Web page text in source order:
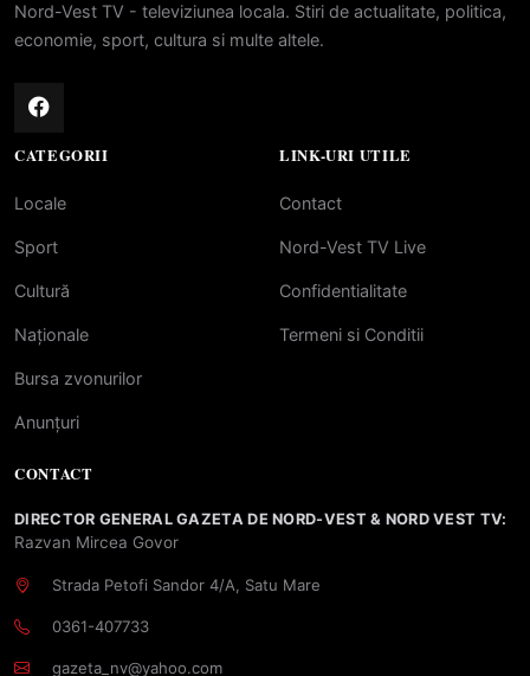
Nord-Vest TV - televiziunea locala. Stiri de actualitate, politica,
economie, sport, cultura si multe altele.
CATEGORII
Locale
Sport
Cultură
Naționale
Bursa zvonurilor
Anunțuri
LINK-URI UTILE
Contact
Nord-Vest TV Live
Confidentialitate
Termeni si Conditii
CONTACT
DIRECTOR GENERAL GAZETA DE NORD-VEST & NORD VEST TV:
Razvan Mircea Govor
Strada Petofi Sandor 4/A, Satu Mare
0361-407733
gazeta_nv@yahoo.com